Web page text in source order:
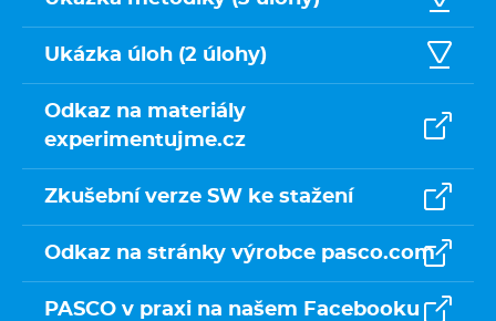
Ukázka úloh (2 úlohy)
Odkaz na materiály
experimentujme.cz
Zkušební verze SW ke stažení
Odkaz na stránky výrobce pasco.com
PASCO v praxi na našem Facebooku